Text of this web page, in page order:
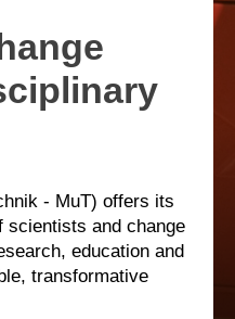
- MuT) offers its
scientists and change
, education and
, transformative